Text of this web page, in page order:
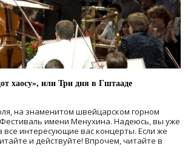
хаосу», или Три дня в Гштааде
на знаменитом швейцарском горном
имени Менухина. Надеюсь, вы уже
все интересующие вас концерты. Если же
и действуйте! Впрочем, читайте в